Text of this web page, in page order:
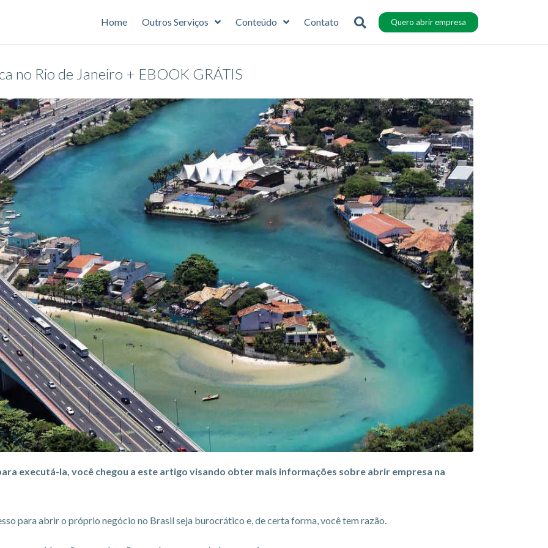
Home Outros Serviços Conteúdo Contato Quero abrir empresa
no Rio de Janeiro + EBOOK GRÁTIS
executá-la, você chegou a este artigo visando obter mais informações sobre abrir empresa na
para abrir o próprio negócio no Brasil seja burocrático e, de certa forma, você tem razão.